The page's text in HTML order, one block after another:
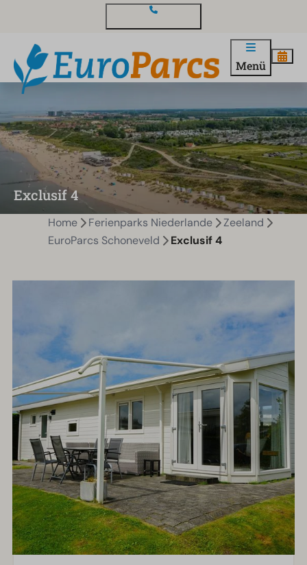
Menü
Exclusif 4
Home Ferienparks Niederlande
Zeeland
EuroParcs Schoneveld
Exclusif 4